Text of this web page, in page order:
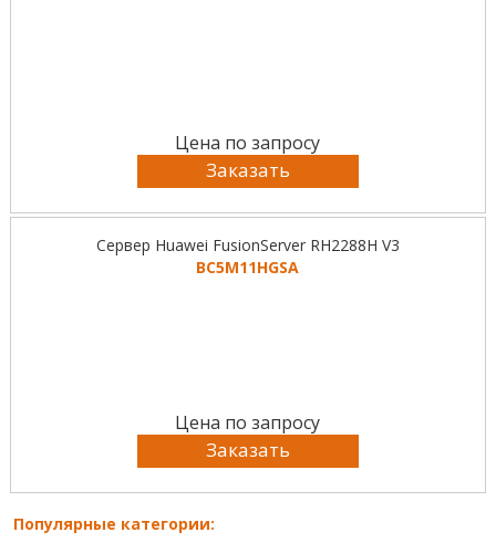
Цена по запросу
Заказать
Сервер Huawei FusionServer RH2288H V3
BC5M11HGSA
Цена по запросу
Заказать
Популярные категории: